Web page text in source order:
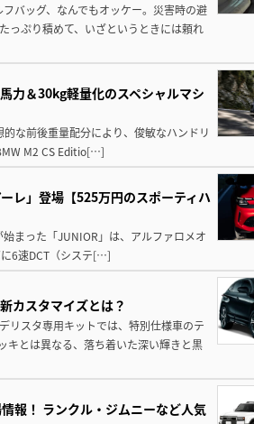
バッグ、なんでもオッケー。災害時の避
っぷり積めて、いざというときには頼れ
力＆30kg軽量化のスペシャルマシ
な前後重量配分により、俊敏なハンドリ
M2 CS Editio[…]
レ」登場【525万円のスポーティハ
まった「JUNIOR」は、アルファロメオ
6速DCT（システ[…]
カスタマイズとは？
リスタ専用キットでは、特別仕様車のテ
キとは異なる、落ち着いた深い輝きと黒
報！ ランクル・ジムニーなど人気